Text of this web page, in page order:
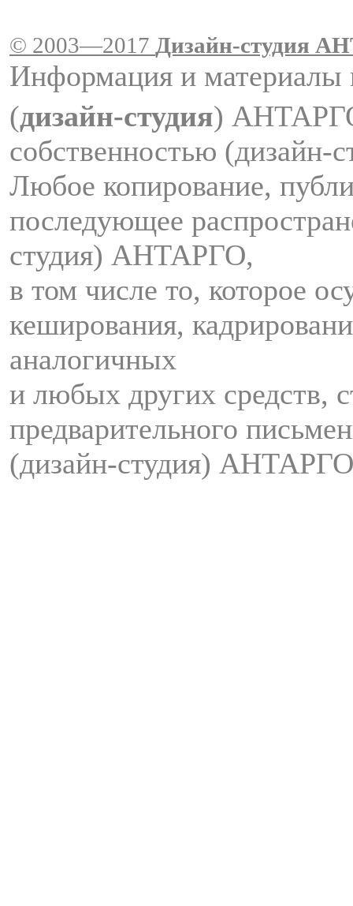
© 2003—2017 Дизайн-студия
Информация и материалы
(дизайн-студия)
собственностью
Любое копирование,
последующее
студия) АНТАРГО,
в том числе то, которое
кеширования,
аналогичных
и любых других средств,
предварительного
(дизайн-студия)